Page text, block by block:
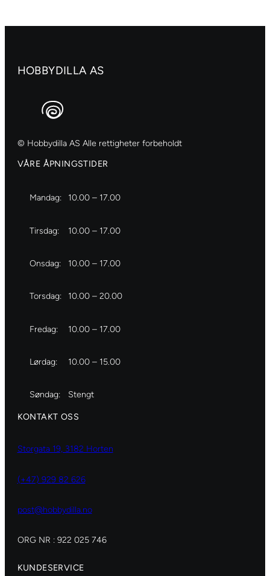
That
antall
HOBBYDILLA AS
© Hobbydilla AS Alle rettigheter forbeholdt
VÅRE ÅPNINGSTIDER
Mandag: 10.00 – 17.00
Tirsdag: 10.00 – 17.00
Onsdag: 10.00 – 17.00
Torsdag: 10.00 – 20.00
Fredag: 10.00 – 17.00
Lørdag: 10.00 – 15.00
Søndag: Stengt
KONTAKT OSS
Storgata 19, 3182 Horten
(+47) 929 82 626
post@hobbydilla.no
ORG NR : 922 025 746
KUNDESERVICE